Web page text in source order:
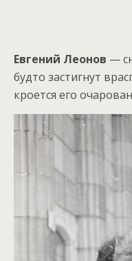
Евгений Леонов —
будто застигнут
кроется его